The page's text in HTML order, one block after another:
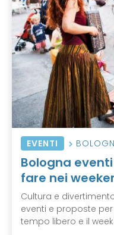
EVENTI
Bologna
fare nei
Cultura e
eventi e proposte
tempo libero e il